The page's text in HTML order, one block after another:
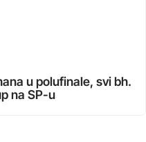
u polufinale, svi bh.
na SP-u